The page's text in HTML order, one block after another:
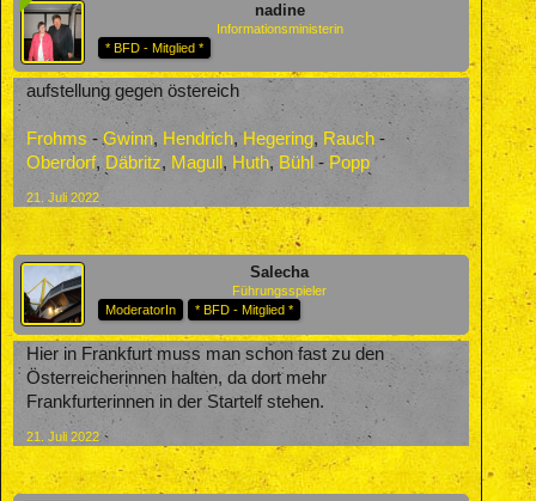
nadine
Informationsministerin
* BFD - Mitglied *
aufstellung gegen östereich
Frohms- Gwinn, Hendrich, Hegering, Rauch -
Oberdorf, Däbritz, Magull , Huth, Bühl - Popp
21. Juli 2022
Salecha
Führungsspieler
ModeratorIn
* BFD - Mitglied *
Hier in Frankfurt muss man schon fast zu den
Österreicherinnen halten, da dort mehr
Frankfurterinnen in der Startelf stehen.
21. Juli 2022